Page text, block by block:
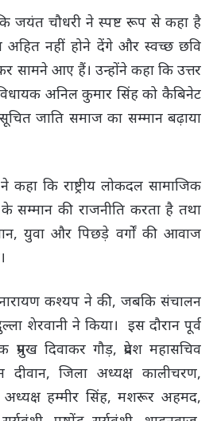
जयंत चौधरी ने स्पष्ट रूप से कहा है
अहित नहीं होने देंगे और स्वच्छ छवि
सामने आए हैं। उन्होंने कहा कि उत्तर
अनिल कुमार सिंह को कैबिनेट
जाति समाज का सम्मान बढ़ाया
कि राष्ट्रीय लोकदल सामाजिक
सम्मान की राजनीति करता है तथा
युवा और पिछड़े वर्गों की आवाज
कश्यप ने की, जबकि संचालन
शेरवानी ने किया। इस दौरान पूर्व
प्रमुख दिवाकर गौड़, प्रदेश महासचिव
दीवान, जिला अध्यक्ष कालीचरण,
अध्यक्ष हम्मीर सिंह, मशरूर अहमद,